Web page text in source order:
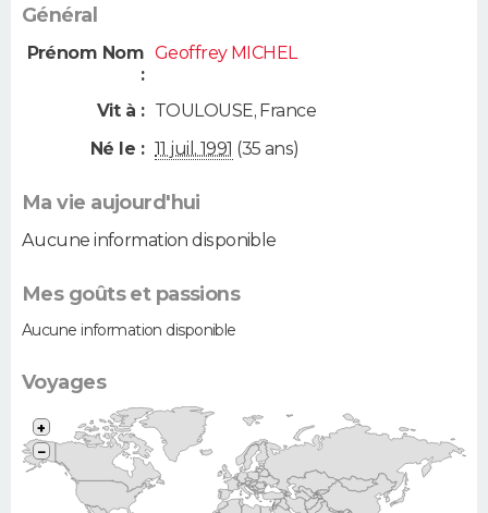
Général
Prénom Nom
:
Geoffrey MICHEL
Vit à : TOULOUSE, France
Né le : 11 juil. 1991 (35 ans)
Ma vie aujourd'hui
Aucune information disponible
Mes goûts et passions
Aucune information disponible
Voyages
+
−